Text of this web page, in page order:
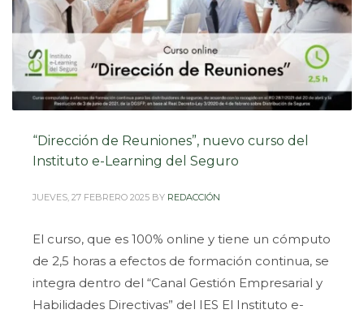
“Dirección de Reuniones”, nuevo curso del
Instituto e-Learning del Seguro
JUEVES, 27 FEBRERO 2025 BY REDACCIÓN
El curso, que es 100% online y tiene un cómputo
de 2,5 horas a efectos de formación continua, se
integra dentro del “Canal Gestión Empresarial y
Habilidades Directivas” del IES El Instituto e-